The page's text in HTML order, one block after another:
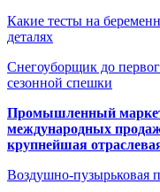
Какие тесты на
деталях
Снегоуборщик до
сезонной спешки
Промышленный
международных
крупнейшая
Воздушно-пузырьковая